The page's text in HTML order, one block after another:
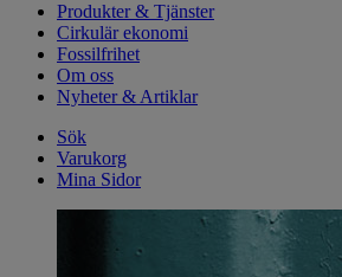
Produkter & Tjänster
Cirkulär ekonomi
Fossilfrihet
Om oss
Nyheter & Artiklar
Sök
Varukorg
Mina Sidor